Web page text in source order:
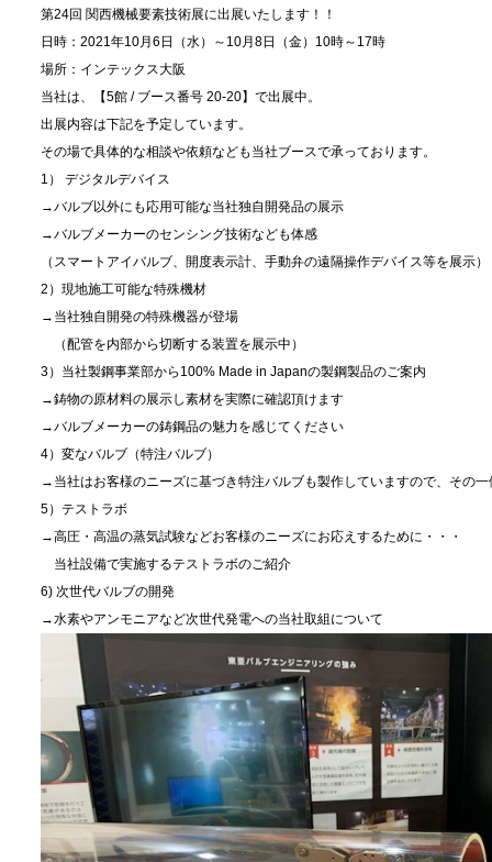
第24回 関西機械要素技術展に出展いたします！！
日時：2021年10月6日（水）～10月8日（金）10時～17時
場所：インテックス大阪
当社は、【5館 / ブース番号 20-20】で出展中。
出展内容は下記を予定しています。
その場で具体的な相談や依頼なども当社ブースで承っております。
1） デジタルデバイス
→バルブ以外にも応用可能な当社独自開発品の展示
→バルブメーカーのセンシング技術なども体感
（スマートアイバルブ、開度表示計、手動弁の遠隔操作デバイス等を展示）
2）現地施工可能な特殊機材
→当社独自開発の特殊機器が登場
（配管を内部から切断する装置を展示中）
3）当社製鋼事業部から100% Made in Japanの製鋼製品のご案内
→鋳物の原材料の展示し素材を実際に確認頂けます
→バルブメーカーの鋳鋼品の魅力を感じてください
4）変なバルブ（特注バルブ）
→当社はお客様のニーズに基づき特注バルブも製作していますので、その
5）テストラボ
→高圧・高温の蒸気試験などお客様のニーズにお応えするために・・・
当社設備で実施するテストラボのご紹介
6) 次世代バルブの開発
→水素やアンモニアなど次世代発電への当社取組について